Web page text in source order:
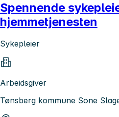
Spennende
hjemmetjenesten
Sykepleier
Arbeidsgiver
Tønsberg kommune Sone